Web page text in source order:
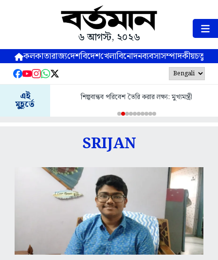
৬ আগস্ট, ২০২৬
কলকাতারাজ্যদেশবিদেশখেলাবিনোদনব্যবসাসম্পাদকীয়
এই
মুহূর্তে
শিল্পবান্ধব পরিবেশ তৈরি করার লক্ষ্য: মুখ্যমন্ত্রী
SRIJAN